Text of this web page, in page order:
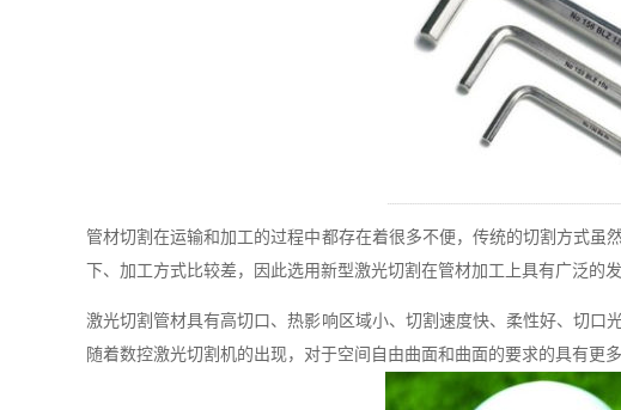
管材切割在运输和加工的过程中都存在着很多不便，传统的切割方式虽
下、加工方式比较差，因此选用新型激光切割在管材加工上具有广泛的发
激光切割管材具有高切口、热影响区域小、切割速度快、柔性好、切口
随着数控激光切割机的出现，对于空间自由曲面和曲面的要求的具有更多